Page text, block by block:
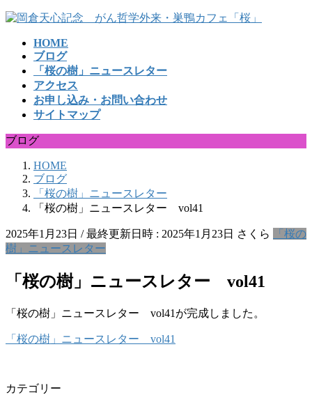
コ
ッ
プ
ナ
移
動
HOME
ブログ
「桜の樹」ニュースレター
アクセス
お申し込み・お問い合わせ
サイトマップ
ブログ
HOME
ブログ
「桜の樹」ニュースレター
「桜の樹」ニュースレター vol41
2025年1月23日 / 最終更新日時 : 2025年1月23日 さくら
「桜の
樹」ニュースレター
「桜の樹」ニュースレター vol41
「桜の樹」ニュースレター vol41が完成しました。
「桜の樹」ニュースレター vol41
カテゴリー